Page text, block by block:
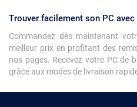
Trouver facilement son PC avec
Commandez dès maintenant
meilleur prix en profitant des
nos pages. Recevez votre PC de
grâce aux modes de livraison